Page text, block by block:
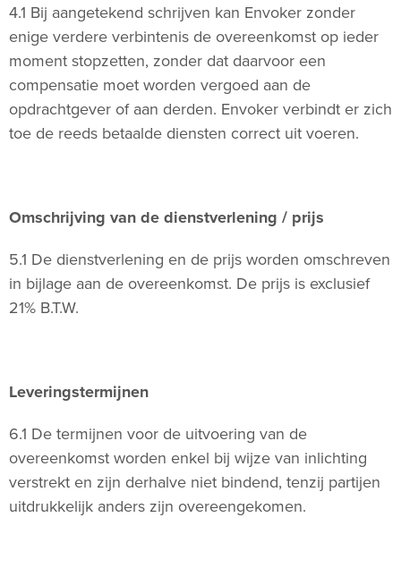
4.1 Bij aangetekend schrijven kan Envoker zonder
enige verdere verbintenis de overeenkomst op ieder
moment stopzetten, zonder dat daarvoor een
compensatie moet worden vergoed aan de
opdrachtgever of aan derden. Envoker verbindt er zich
toe de reeds betaalde diensten correct uit voeren.
Omschrijving van de dienstverlening / prijs
5.1 De dienstverlening en de prijs worden omschreven
in bijlage aan de overeenkomst. De prijs is exclusief
21% B.T.W.
Leveringstermijnen
6.1 De termijnen voor de uitvoering van de
overeenkomst worden enkel bij wijze van inlichting
verstrekt en zijn derhalve niet bindend, tenzij partijen
uitdrukkelijk anders zijn overeengekomen.